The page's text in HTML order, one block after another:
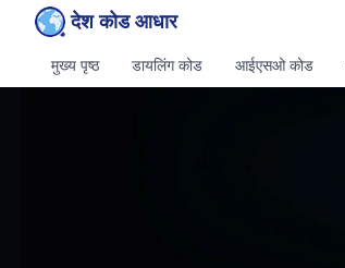
देश कोड आधार
मुख्य पृष्ठ डायलिंग कोड आईएसओ कोड